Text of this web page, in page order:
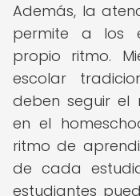
Además, la
permite a los
propio ritmo.
escolar
deben seguir el
en el
ritmo de
de cada
estudiantes